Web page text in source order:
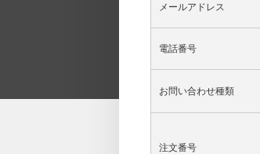
メールアドレス
電話番号
お問い合わせ種類
注文番号